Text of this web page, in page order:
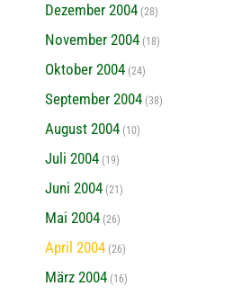
Dezember 2004 (28)
November 2004 (18)
Oktober 2004 (24)
September 2004 (38)
August 2004 (10)
Juli 2004 (19)
Juni 2004 (21)
Mai 2004 (26)
April 2004 (26)
März 2004 (16)